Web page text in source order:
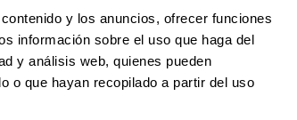
y los anuncios, ofrecer funciones
información sobre el uso que haga del
y análisis web, quienes pueden
o que hayan recopilado a partir del uso